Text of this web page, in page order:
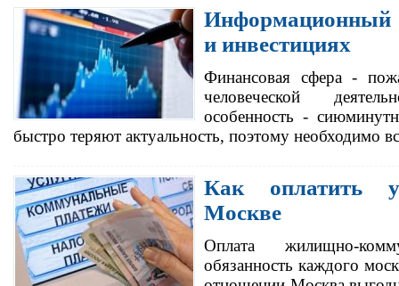
Информационный
и инвестициях
Финансовая сфера -
человеческой
особенность -
быстро теряют актуальность, поэтому необходимо
Как оплатить
Москве
Оплата жилищно-
обязанность каждого